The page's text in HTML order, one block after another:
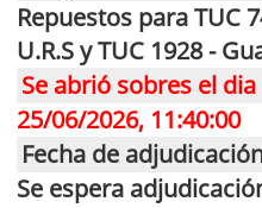
Repuestos para TUC
U.R.S y TUC 1928 -
Se abrió sobres el dia
25/06/2026, 11:40:00
Fecha de
Se espera